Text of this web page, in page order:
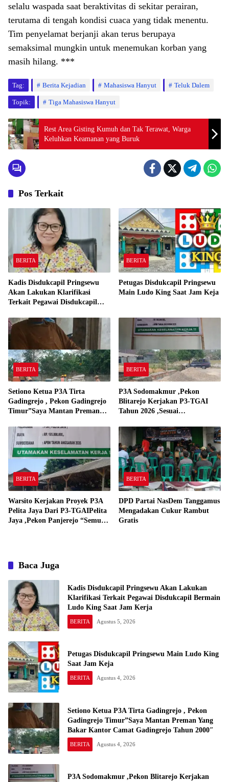
selalu waspada saat beraktivitas di sekitar perairan,
terutama di tengah kondisi cuaca yang tidak menentu.
Tim penyelamat berjanji akan terus berupaya
semaksimal mungkin untuk menemukan korban yang
masih hilang. ***
Tag: Berita Kejadian Mahasiswa Hanyut Teluk Dalem
Topik: Tiga Mahasiswa Hanyut
Rest Area Gisting Kumuh dan Tak Terawat, Warga
Keluhkan Keamanan yang Buruk
Pos Terkait
BERITA
Kadis Disdukcapil Pringsewu
Akan Lakukan Klarifikasi
Terkait Pegawai Disdukcapil
Kerja
BERITA
Petugas Disdukcapil Pringsewu
Main Ludo King Saat Jam Keja
BERITA
Setiono Ketua P3A Tirta
Gadingrejo , Pekon Gadingrejo
Timur”Saya Mantan Preman
Gadingrejo Tahun 2000″
BERITA
P3A Sodomakmur ,Pekon
Blitarejo Kerjakan P3-TGAI
Tahun 2026 ,Sesuai
BERITA
Warsito Kerjakan Proyek P3A
Pelita Jaya Dari P3-TGAIPelita
Jaya ,Pekon Panjerejo “Semua
BERITA
DPD Partai NasDem Tanggamus
Mengadakan Cukur Rambut
Gratis
Baca Juga
Kadis Disdukcapil Pringsewu Akan Lakukan
Klarifikasi Terkait Pegawai Disdukcapil Bermain
Ludo King Saat Jam Kerja
BERITA Agustus 5, 2026
Petugas Disdukcapil Pringsewu Main Ludo King
Saat Jam Keja
BERITA Agustus 4, 2026
Setiono Ketua P3A Tirta Gadingrejo , Pekon
Gadingrejo Timur”Saya Mantan Preman Yang
Bakar Kantor Camat Gadingrejo Tahun 2000″
BERITA Agustus 4, 2026
P3A Sodomakmur ,Pekon Blitarejo Kerjakan